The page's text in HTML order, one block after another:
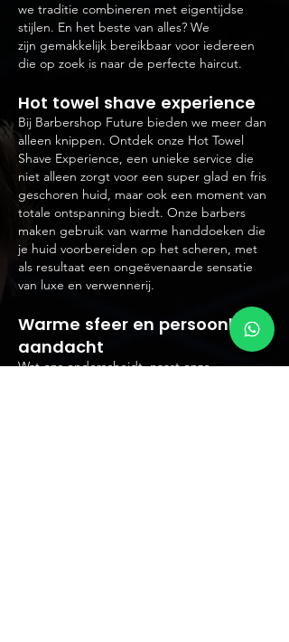
we traditie combineren met eigentijdse
stijlen. En het beste van alles? We
zijn gemakkelijk bereikbaar voor iedereen
die op zoek is naar de perfecte haircut.
Hot towel shave experience
Bij Barbershop Future bieden we meer dan
alleen knippen. Ontdek onze Hot Towel
Shave Experience, een unieke service die
niet alleen zorgt voor een super glad en fris
geschoren huid, maar ook een moment van
totale ontspanning biedt. Onze barbers
maken gebruik van warme handdoeken die
je huid voorbereiden op het scheren, met
als resultaat een ongeëvenaarde sensatie
van luxe en verwennerij.
Warme sfeer en persoonlijke
aandacht
Wat ons onderscheidt, naast onze